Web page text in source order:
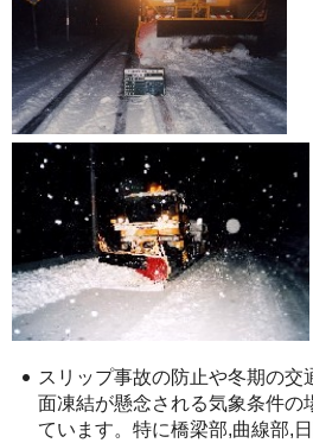
スリップ事故の防止や冬期の交
面凍結が懸念される気象条件の
ています。特に橋梁部,曲線部,